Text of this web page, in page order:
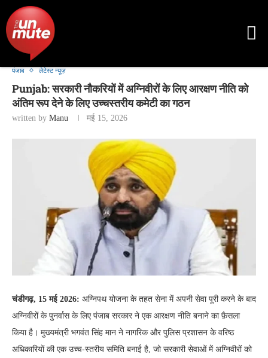
पंजाब लेटेस्ट न्यूज़
Punjab: सरकारी नौकरियों में अग्निवीरों के लिए आरक्षण नीति को
अंतिम रूप देने के लिए उच्चस्तरीय कमेटी का गठन
written by Manu मई 15, 2026
चंडीगढ़, 15 मई 2026: अग्निपथ योजना के तहत सेना में अपनी सेवा पूरी करने के बाद
अग्निवीरों के पुनर्वास के लिए पंजाब सरकार ने एक आरक्षण नीति बनाने का फ़ैसला
किया है। मुख्यमंत्री भगवंत सिंह मान ने नागरिक और पुलिस प्रशासन के वरिष्ठ
अधिकारियों की एक उच्च-स्तरीय समिति बनाई है, जो सरकारी सेवाओं में अग्निवीरों को